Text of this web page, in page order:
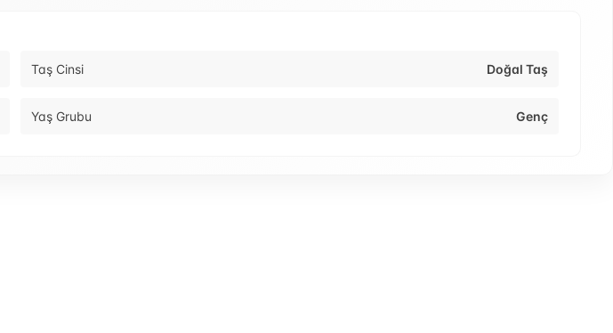
Taş Cinsi Doğal Taş
Yaş Grubu Genç